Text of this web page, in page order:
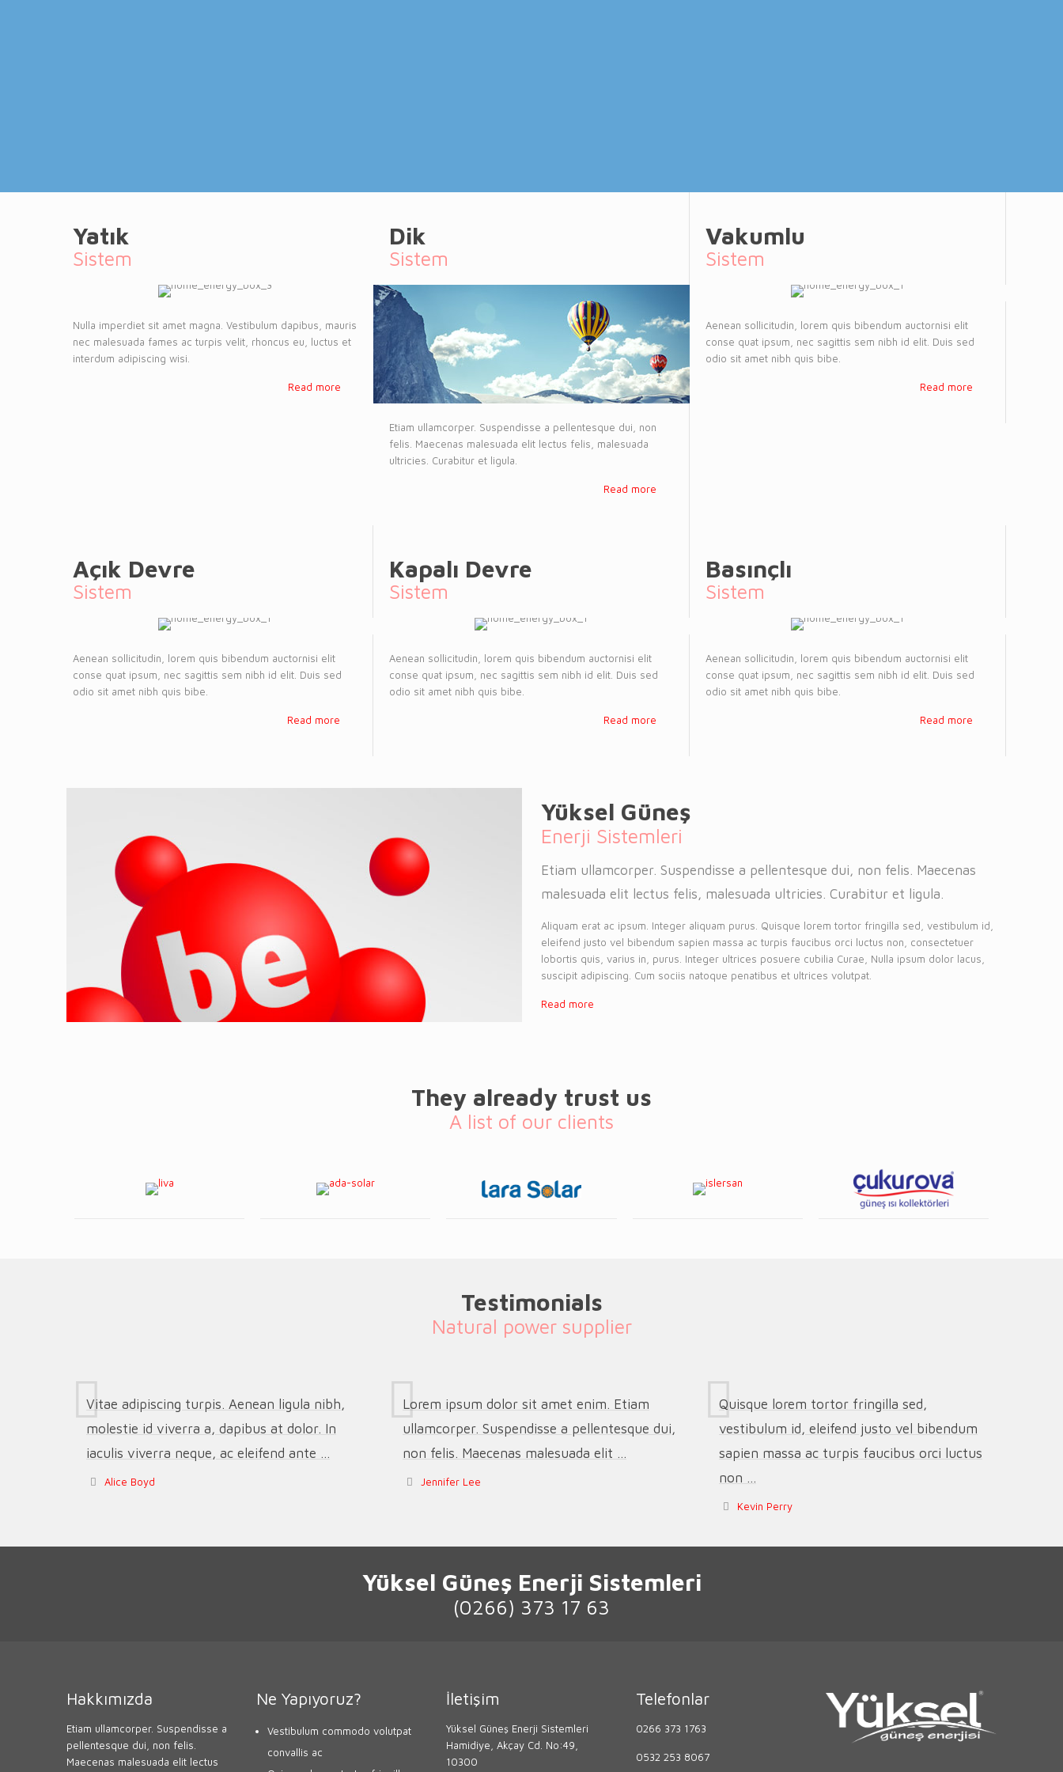
Yatık
Sistem
Nulla imperdiet sit amet magna. Vestibulum dapibus, mauris
nec malesuada fames ac turpis velit, rhoncus eu, luctus et
interdum adipiscing wisi.
Read more
Dik
Sistem
Etiam ullamcorper. Suspendisse a pellentesque dui, non
felis. Maecenas malesuada elit lectus felis, malesuada
ultricies. Curabitur et ligula.
Read more
Vakumlu
Sistem
Aenean sollicitudin, lorem quis bibendum auctornisi elit
conse quat ipsum, nec sagittis sem nibh id elit. Duis sed
odio sit amet nibh quis bibe.
Read more
Açık Devre
Sistem
Aenean sollicitudin, lorem quis bibendum auctornisi elit
conse quat ipsum, nec sagittis sem nibh id elit. Duis sed
odio sit amet nibh quis bibe.
Read more
Kapalı Devre
Sistem
Aenean sollicitudin, lorem quis bibendum auctornisi elit
conse quat ipsum, nec sagittis sem nibh id elit. Duis sed
odio sit amet nibh quis bibe.
Read more
Basınçlı
Sistem
Aenean sollicitudin, lorem quis bibendum auctornisi elit
conse quat ipsum, nec sagittis sem nibh id elit. Duis sed
odio sit amet nibh quis bibe.
Read more
Yüksel Güneş
Enerji Sistemleri
Etiam ullamcorper. Suspendisse a pellentesque dui, non felis. Maecenas
malesuada elit lectus felis, malesuada ultricies. Curabitur et ligula.
Aliquam erat ac ipsum. Integer aliquam purus. Quisque lorem tortor fringilla sed, vestibulum id,
eleifend justo vel bibendum sapien massa ac turpis faucibus orci luctus non, consectetuer
lobortis quis, varius in, purus. Integer ultrices posuere cubilia Curae, Nulla ipsum dolor lacus,
suscipit adipiscing. Cum sociis natoque penatibus et ultrices volutpat.
Read more
They already trust us
A list of our clients
Testimonials
Natural power supplier
Vitae adipiscing turpis. Aenean ligula nibh,
molestie id viverra a, dapibus at dolor. In
iaculis viverra neque, ac eleifend ante ...
Alice Boyd
Lorem ipsum dolor sit amet enim. Etiam
ullamcorper. Suspendisse a pellentesque dui,
non felis. Maecenas malesuada elit ...
Jennifer Lee
Quisque lorem tortor fringilla sed,
vestibulum id, eleifend justo vel bibendum
sapien massa ac turpis faucibus orci luctus
non ...
Kevin Perry
Yüksel Güneş Enerji Sistemleri
(0266) 373 17 63
Hakkımızda
Etiam ullamcorper. Suspendisse a
pellentesque dui, non felis.
Maecenas malesuada elit lectus
Ne Yapıyoruz?
Vestibulum commodo volutpat
convallis ac
İletişim
Yüksel Güneş Enerji Sistemleri
Hamidiye, Akçay Cd. No:49,
10300
Telefonlar
0266 373 1763
0532 253 8067